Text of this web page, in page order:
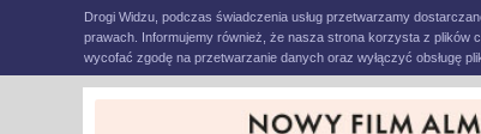
Drogi Widzu, podczas świadczenia usług przetwarzamy
prawach. Informujemy również, że nasza strona korzysta z plików
wycofać zgodę na przetwarzanie danych oraz wyłączyć obsługę